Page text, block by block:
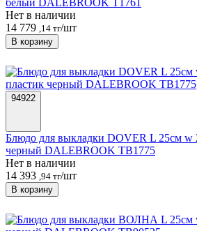
Нет в наличии
14 779 ,14 тг/шт
В корзину
94922
Блюдо для выкладки DOVER L 25см w
черный DALEBROOK TB1775
Нет в наличии
14 393 ,94 тг/шт
В корзину